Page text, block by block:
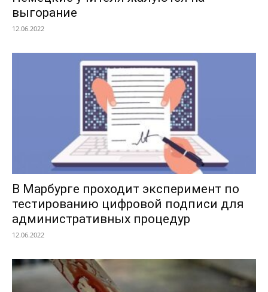
выгорание
12.06.2022
В Марбурге проходит эксперимент по
тестированию цифровой подписи для
административных процедур
12.06.2022